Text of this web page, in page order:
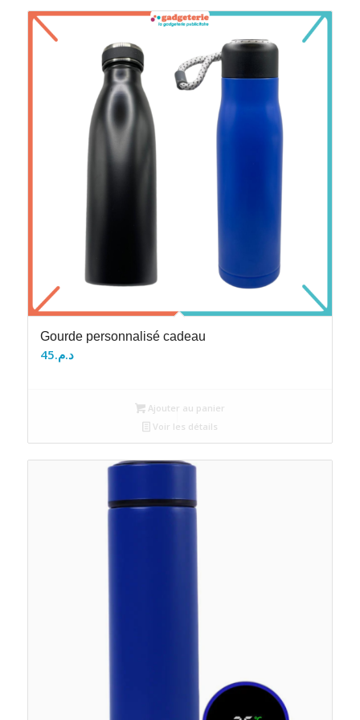
Gourde personnalisé cadeau
د.م.45
Ajouter au panier
Voir les détails